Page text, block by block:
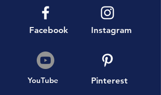
Facebook
YouTube
Instagram
Pinterest